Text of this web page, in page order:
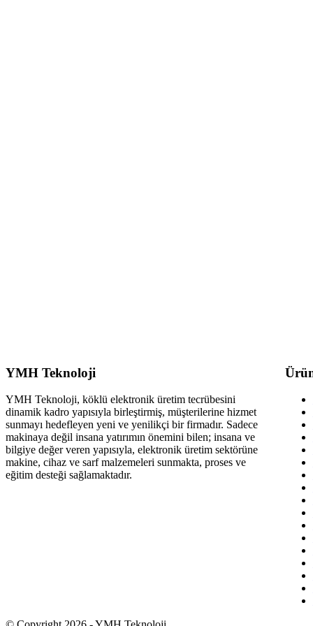
YMH Teknoloji
YMH Teknoloji, köklü elektronik üretim tecrübesini
dinamik kadro yapısıyla birleştirmiş, müşterilerine hizmet
sunmayı hedefleyen yeni ve yenilikçi bir firmadır. Sadece
makinaya değil insana yatırımın önemini bilen; insana ve
bilgiye değer veren yapısıyla, elektronik üretim sektörüne
makine, cihaz ve sarf malzemeleri sunmakta, proses ve
eğitim desteği sağlamaktadır.